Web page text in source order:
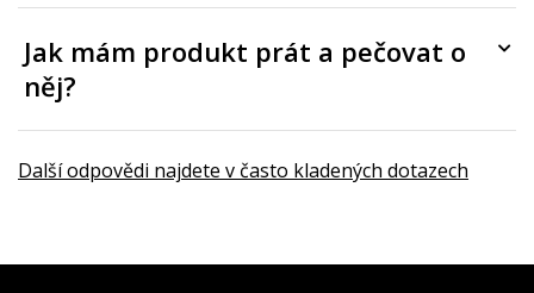
Jak mám produkt prát a pečovat o
něj?
Další odpovědi najdete v často kladených dotazech